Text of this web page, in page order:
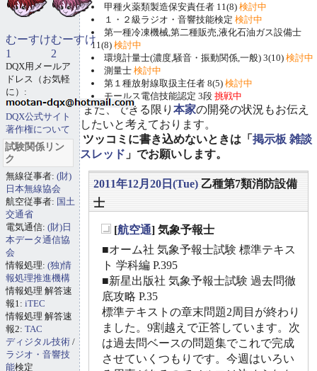
甲種火薬類製造保安責任者 11(8) 検討中
１・２級ラジオ・音響技能検定 検討中
第一種冷凍機械,第二種販売,液化石油ガス設備士
11(8) 検討中
環境計量士(濃度,騒音・振動関係,一般) 3(10) 検討中
測量士 検討中
第１種放射線取扱主任者 8(5) 検討中
モールス電信技能認定 3段 挑戦中
また、できる限り 本家の開発の状況もお伝え
したいと考えております。
ツッコミに書き込めないときは「 掲示板 雑談
スレッド 」でお願いします。
2011年12月20日(Tue) 乙種第7類消防設備
士
[航空通] 気象予報士
■オーム社 気象予報士試験 標準テキス
ト 学科編 P.395
■新星出版社 気象予報士試験 過去問徹
底攻略 P.35
標準テキストの章末問題2周目が終わり
ました。9割越えで正答しています。次
は過去問ベースの問題集でこれで完成
させていくつもりです。今週はいろい
むーすけ
1
むーすけ
2
DQX用メールア
ドレス（お気軽
に）:
DQX公式サイト
著作権について
試験関係リン
ク
無線従事者: (財)
日本無線協会
航空従事者: 国土
交通省
電気通信: (財)日
本データ通信協
会
情報処理: (独)情
報処理推進機構
情報処理 解答速
報1: iTEC
情報処理 解答速
報2: TAC
ディジタル技術 /
ラジオ・音響技
能検定